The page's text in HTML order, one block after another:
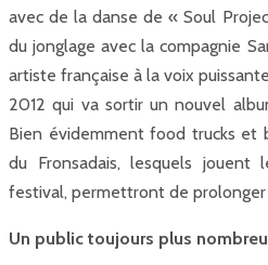
avec de la danse de « Soul
du jonglage avec la compagnie
artiste française à la voix
2012 qui va sortir un nouvel
Bien évidemment food trucks et
du Fronsadais, lesquels
festival, permettront de
Un public toujours plus